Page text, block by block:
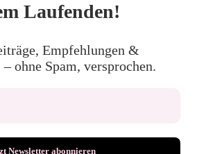
Laufenden!
Empfehlungen &
ohne Spam, versprochen.